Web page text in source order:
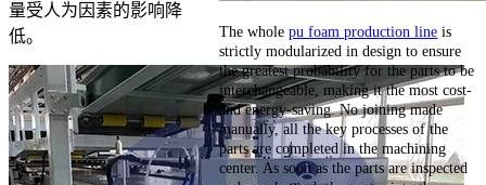
量受人为因素的影响降
低。
The wholepu foam production line is
strictly modularized in design to ensure
the greatest probability for the parts to be
interchangeable, making it the most cost-
and energy-saving. No joining made
manually, all the key processes of the
parts are completed in the machining
center. As soon as the parts are inspected